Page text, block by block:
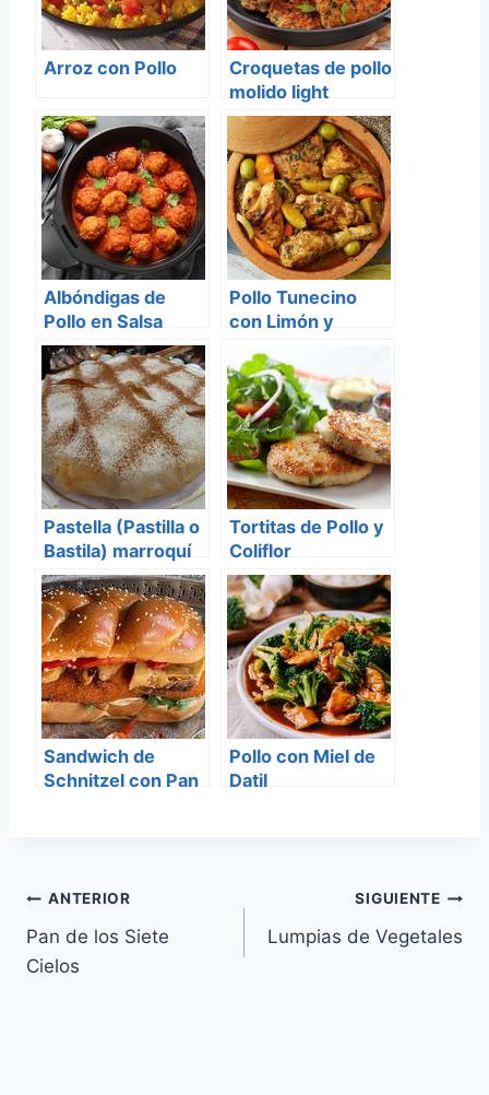
Arroz con Pollo
Croquetas de pollo
molido light
Albóndigas de
Pollo en Salsa
Pollo Tunecino
con Limón y
Pastella (Pastilla o
Bastila) marroquí
Tortitas de Pollo y
Coliflor
(Hamburguesa)
Sandwich de
Schnitzel con Pan
Pollo con Miel de
Datil
Navegación
de
ANTERIOR
Pan de los Siete
Cielos
SIGUIENTE
Lumpias de Vegetales